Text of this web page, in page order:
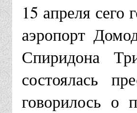
15 апреля
аэропорт
Спиридона
состоялась
говорилось о